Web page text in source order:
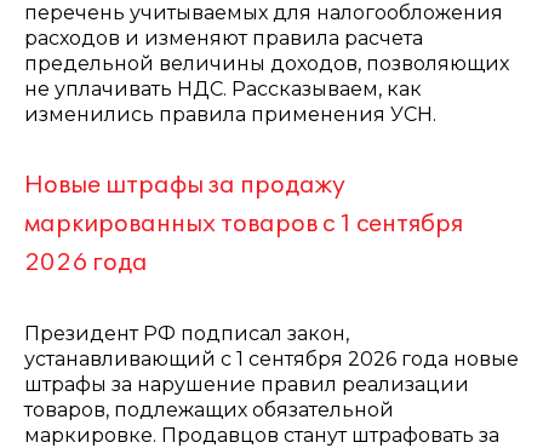
перечень учитываемых для налогообложения
расходов и изменяют правила расчета
предельной величины доходов, позволяющих
не уплачивать НДС. Рассказываем, как
изменились правила применения УСН.
Новые штрафы за продажу
маркированных товаров с 1 сентября
2026 года
Президент РФ подписал закон,
устанавливающий с 1 сентября 2026 года новые
штрафы за нарушение правил реализации
товаров, подлежащих обязательной
маркировке. Продавцов станут штрафовать за